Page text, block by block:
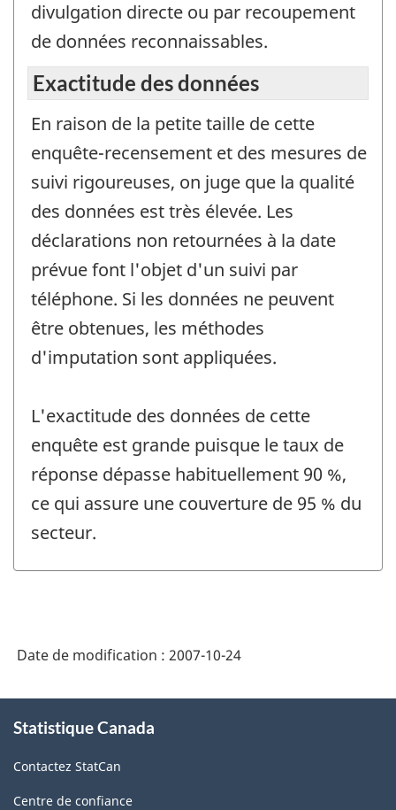
divulgation directe ou par recoupement
de données reconnaissables.
Exactitude des données
En raison de la petite taille de cette
enquête-recensement et des mesures de
suivi rigoureuses, on juge que la qualité
des données est très élevée. Les
déclarations non retournées à la date
prévue font l'objet d'un suivi par
téléphone. Si les données ne peuvent
être obtenues, les méthodes
d'imputation sont appliquées.
L'exactitude des données de cette
enquête est grande puisque le taux de
réponse dépasse habituellement 90 %,
ce qui assure une couverture de 95 % du
secteur.
Date de modification : 2007-10-24
propos
ce
site
Statistique Canada
Contactez StatCan
Centre de confiance